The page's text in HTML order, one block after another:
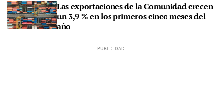
Las exportaciones de la Comunidad crecen
un 3,9 % en los primeros cinco meses del
año